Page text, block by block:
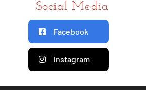
Social Media
Facebook
Instagram